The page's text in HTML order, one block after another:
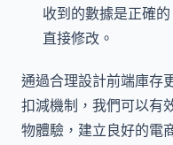
收到的數據是正確
直接修改。
通過合理設計前端庫存
扣減機制，我們可以有
物體驗，建立良好的電